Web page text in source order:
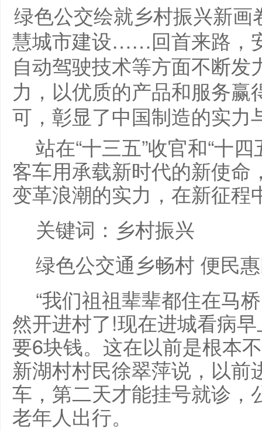
绿色公交绘就乡村振兴新
慧城市建设……回首来路，
自动驾驶技术等方面不断
力，以优质的产品和服务赢
可，彰显了中国制造的实力
站在“十三五”收官和“十
客车用承载新时代的新使命
变革浪潮的实力，在新征程
关键词：乡村振兴
绿色公交通乡畅村 便民
“我们祖祖辈辈都住在马
然开进村了!现在进城看病
要6块钱。这在以前是根本
新湖村村民徐翠萍说，以前
车，第二天才能挂号就诊，
老年人出行。